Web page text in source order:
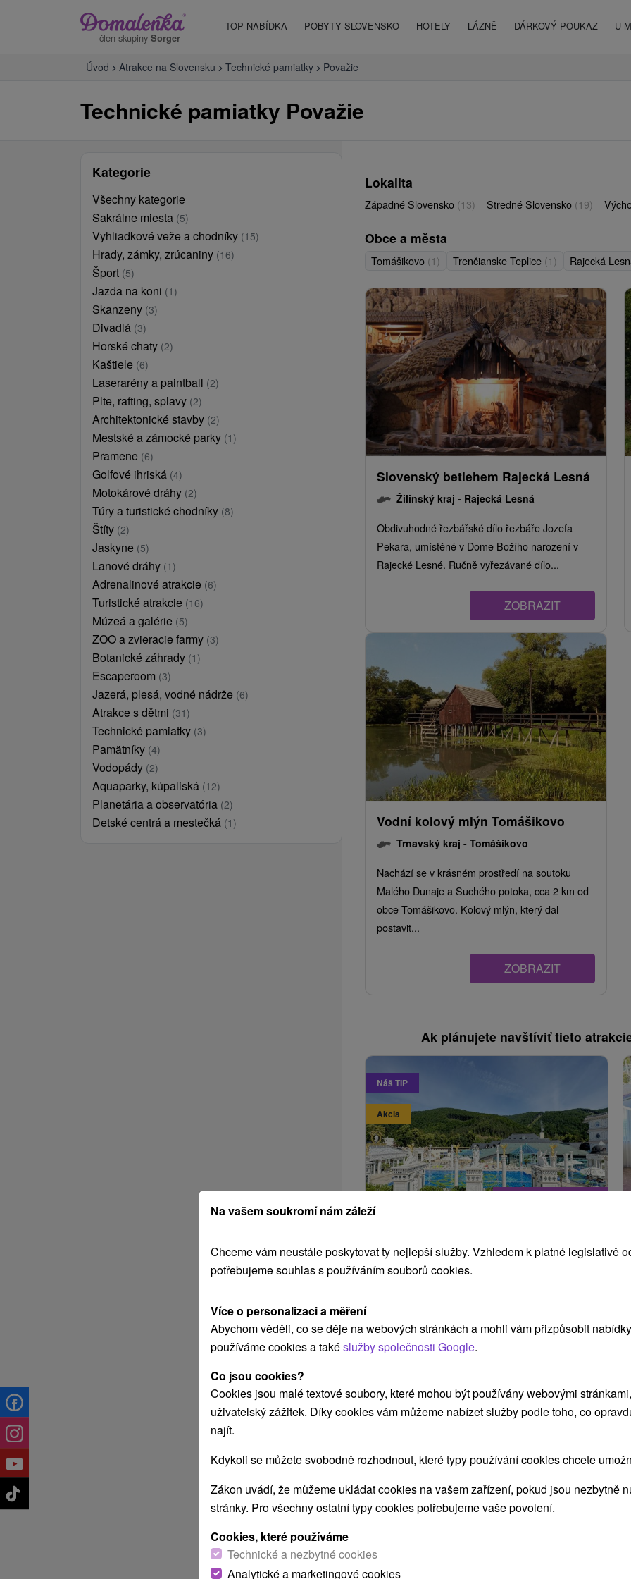
člen skupiny Sorger
TOP NABÍDKA POBYTY SLOVENSKO HOTELY LÁZNĚ DÁRKOVÝ POUKAZ U
Úvod Atrakce na Slovensku Technické pamiatky Považie
Technické pamiatky Považie
Kategorie
Všechny kategorie
Sakrálne miesta (5)
Vyhliadkové veže a chodníky (15)
Hrady, zámky, zrúcaniny (16)
Šport (5)
Jazda na koni (1)
Skanzeny (3)
Divadlá (3)
Horské chaty (2)
Kaštiele (6)
Laserarény a paintball (2)
Plte, rafting, splavy (2)
Architektonické stavby (2)
Mestské a zámocké parky (1)
Pramene (6)
Golfové ihriská (4)
Motokárové dráhy (2)
Túry a turistické chodníky (8)
Štíty (2)
Jaskyne (5)
Lanové dráhy (1)
Adrenalinové atrakcie (6)
Turistické atrakcie (16)
Múzeá a galérie (5)
ZOO a zvieracie farmy (3)
Botanické záhrady (1)
Escaperoom (3)
Jazerá, plesá, vodné nádrže (6)
Atrakce s dětmi (31)
Technické pamiatky (3)
Pamätníky (4)
Vodopády (2)
Aquaparky, kúpaliská (12)
Planetária a observatória (2)
Detské centrá a mestečká (1)
Lokalita
Západné Slovensko (13) Stredné Slovensko (19)
Obce a města
Tomášikovo (1) Trenčianske Teplice (1) Rajecká
Slovenský betlehem Rajecká Lesná
Žilinský kraj - Rajecká Lesná
Obdivuhodné řezbářské dílo řezbáře Jozefa
Pekara, umístěné v Dome Božího narození v
Rajecké Lesné. Ručně vyřezávané dílo...
ZOBRAZIT
Vodní kolový mlýn Tomášikovo
Trnavský kraj - Tomášikovo
Nachází se v krásném prostředí na soutoku
Malého Dunaje a Suchého potoka, cca 2 km od
obce Tomášikovo. Kolový mlýn, který dal
postavit...
ZOBRAZIT
Ak plánujete navštíviť tieto
Náš TIP
Akcia
Preventivní léčebný balíček
Lázeňská péče
9,5 (422 recenzí) Od 5 Nocí
Polopenze
V balíčku jsou 2 procedury denně šité na míru a
Spa.
Na vašem soukromí nám záleží
Chceme vám neustále poskytovat ty nejlepší služby. Vzhledem k platné legislativě
potřebujeme souhlas s používáním souborů cookies.
Více o personalizaci a měření
Abychom věděli, co se děje na webových stránkách a mohli vám přizpůsobit
používáme cookies a takéslužby společnosti Google.
Co jsou cookies?
Cookies jsou malé textové soubory, které mohou být používány webovými
uživatelský zážitek. Díky cookies vám můžeme nabízet služby podle toho, co
najít.
Kdykoli se můžete svobodně rozhodnout, které typy používání cookies chcete
Zákon uvádí, že můžeme ukládat cookies na vašem zařízení, pokud jsou nezbytně
stránky. Pro všechny ostatní typy cookies potřebujeme vaše povolení.
Cookies, které používáme
Technické a nezbytné cookies
Analytické a marketingové cookies